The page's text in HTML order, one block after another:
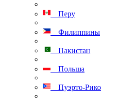
Перу
Филиппины
Пакистан
Польша
Пуэрто-Рико